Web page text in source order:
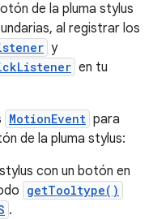
de la pluma stylus
al registrar los
y
en tu
MotionEvent para
de la pluma stylus:
con un botón en
getTooltype()
.